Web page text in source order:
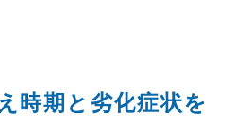
時期と劣化症状を